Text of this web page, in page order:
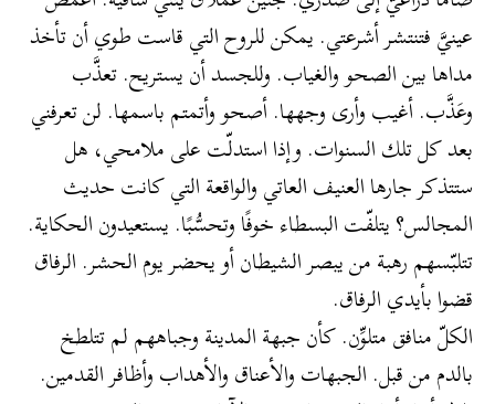
عينيَّ فتنتشر أشرعتي. يمكن للروح التي قاست طوي أن تأخذ
مداها بين الصحو والغياب. وللجسد أن يستريح. تعذَّب
وعَذَّب. أغيب وأرى وجهها. أصحو وأتمتم باسمها. لن تعرفني
بعد كل تلك السنوات. وإذا استدلّت على ملامحي، هل
ستتذكر جارها العنيف العاتي والواقعة التي كانت حديث
المجالس؟ يتلفّت البسطاء خوفًا وتحسُّبًا. يستعيدون الحكاية.
تتلبّسهم رهبة من يبصر الشيطان أو يحضر يوم الحشر. الرفاق
قضوا بأيدي الرفاق.
الكلّ منافق متلوِّن. كأن جبهة المدينة وجباههم لم تتلطخ
بالدم من قبل. الجبهات والأعناق والأهداب وأظافر القدمين.